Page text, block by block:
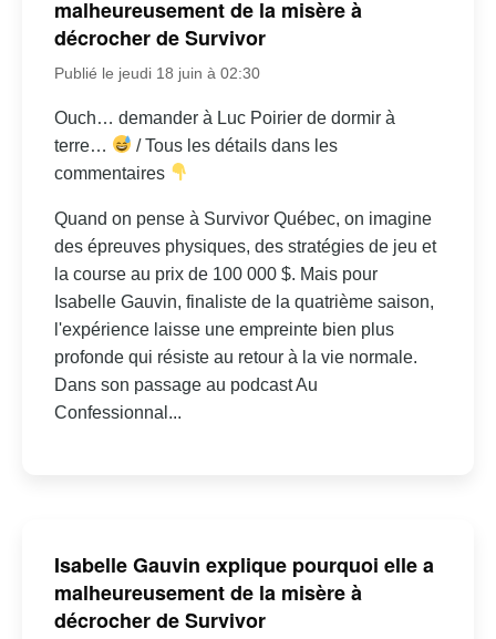
malheureusement de la misère à
décrocher de Survivor
Publié le jeudi 18 juin à 02:30
Ouch… demander à Luc Poirier de dormir à
terre…
/ Tous les détails dans les
commentaires
Quand on pense à Survivor Québec, on imagine
des épreuves physiques, des stratégies de jeu et
la course au prix de 100 000 $. Mais pour
Isabelle Gauvin, finaliste de la quatrième saison,
l'expérience laisse une empreinte bien plus
profonde qui résiste au retour à la vie normale.
Dans son passage au podcast Au
Confessionnal...
Isabelle Gauvin explique pourquoi elle a
malheureusement de la misère à
décrocher de Survivor